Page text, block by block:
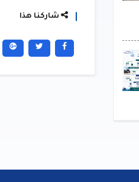
شاركنا هذا